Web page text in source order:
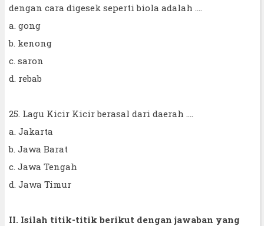
dengan cara digesek seperti biola adalah ....
a. gong
b. kenong
c. saron
d. rebab
25. Lagu Kicir Kicir berasal dari daerah ....
a. Jakarta
b. Jawa Barat
c. Jawa Tengah
d. Jawa Timur
II. Isilah titik-titik berikut dengan jawaban yang